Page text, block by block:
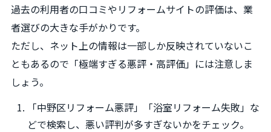
過去の利用者の口コミやリフォームサイトの評価は、業
者選びの大きな手がかりです。
ただし、ネット上の情報は一部しか反映されていないこ
ともあるので「極端すぎる悪評・高評価」には注意しま
しょう。
「中野区リフォーム悪評」「浴室リフォーム失敗」な
どで検索し、悪い評判が多すぎないかをチェック。